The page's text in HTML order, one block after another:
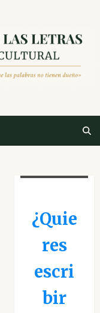
¿Quie
res
escri
bir